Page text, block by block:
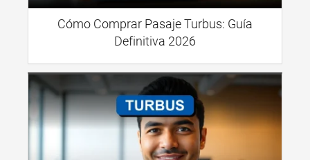
Cómo Comprar Pasaje Turbus: Guía
Definitiva 2026